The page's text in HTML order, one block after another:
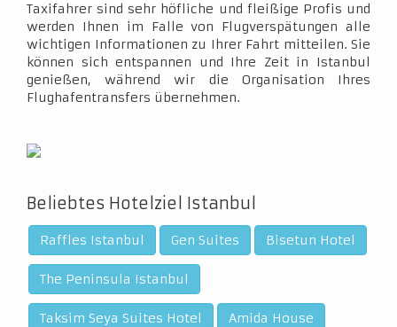
Taxifahrer sind sehr höfliche und fleißige Profis und
werden Ihnen im Falle von Flugverspätungen alle
wichtigen Informationen zu Ihrer Fahrt mitteilen. Sie
können sich entspannen und Ihre Zeit in Istanbul
genießen, während wir die Organisation Ihres
Flughafentransfers übernehmen.
Beliebtes Hotelziel Istanbul
Raffles Istanbul Gen Suites Bisetun Hotel
The Peninsula Istanbul
Taksim Seya Suites Hotel Amida House